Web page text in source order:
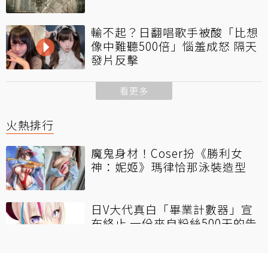
輸不起？日翻唱歌手被酸「比想
像中難聽500倍」惱羞成怒 隔天
發片反擊
看更多
火熱排行
魔鬼身材！Coser扮《勝利女
神：妮姬》瑪律恰那泳裝造型
日V大代真白「畢業計數器」宣
布終止 一份來自粉絲500天的告